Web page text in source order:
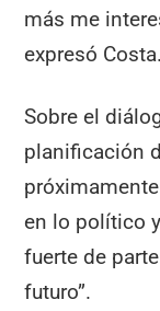
más me
expresó Costa.
Sobre el
planificación
en lo político
fuerte de
futuro”.